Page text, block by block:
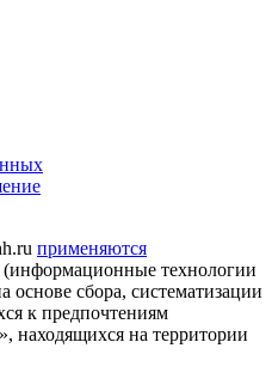
применяются
(информационные технологии
сбора, систематизации
к предпочтениям
находящихся на территории